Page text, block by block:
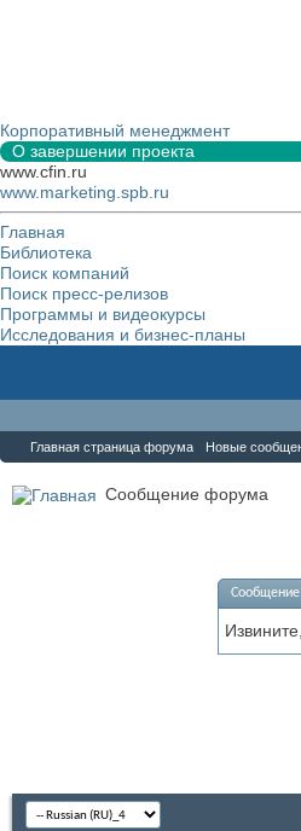
Корпоративный менеджмент
О завершении проекта
www.cfin.ru
www.marketing.spb.ru
Главная
Библиотека
Поиск компаний
Поиск пресс-релизов
Программы и видеокурсы
Исследования и бизнес-планы
Главная страница форума Новые
Сообщение форума